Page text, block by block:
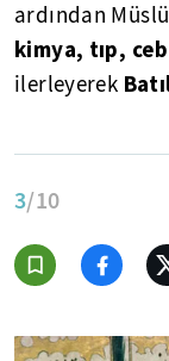
ardından
kimya, tıp,
ilerleyerek
3/10